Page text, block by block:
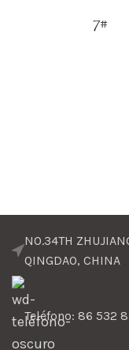
7#
NO.34TH
QINGDAO, CHINA
Teléfono: 86 532